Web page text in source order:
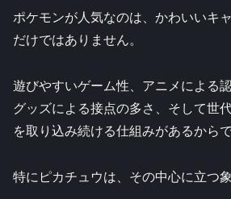
ポケモンが人気なのは、かわいいキ
だけではありません。
遊びやすいゲーム性、アニメによる
グッズによる接点の多さ、そして世
を取り込み続ける仕組みがあるからで
特にピカチュウは、その中心に立つ